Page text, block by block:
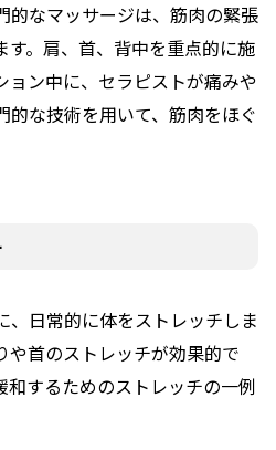
的なマッサージは、筋肉の緊張
す。肩、首、背中を重点的に施
ョン中に、セラピストが痛みや
的な技術を用いて、筋肉をほぐ
、日常的に体をストレッチしま
や首のストレッチが効果的で
和するためのストレッチの一例